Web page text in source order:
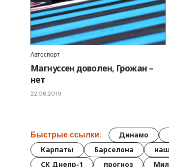
Автоспорт
Магнуссен доволен, Грожан –
нет
22.06.2019
Быстрые ссылки: Динамо
Карпаты
Барселона
СК Днепр-1
прогноз